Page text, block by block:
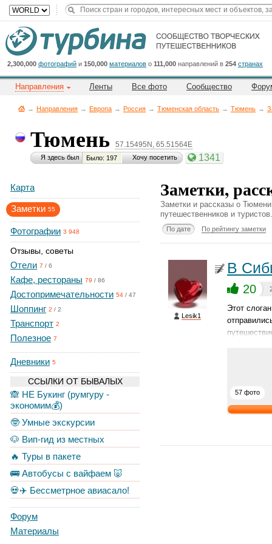
2,300,000 фотографий и 150,000 материалов о 111,000 направлений в 254 странах
Направления Ленты Все фото Сообщество
→ Направления → Европа → Россия → Тюменская область → Тюмень →
Тюмень 57.15495N, 65.51564E
Я здесь был Было: 197 Хочу посетить 1341
Карта
Заметки 55
Фотографии 3 948
Отзывы, советы
Отели 7 / 6
Кафе, рестораны 79 / 86
Достопримечательности 54 / 47
Шоппинг 2 / 2
Транспорт 2
Полезное 7
Дневники 5
ССЫЛКИ ОТ БЫВАЛЫХ
🙈 НЕ Букинг (румгуру -
экономим💰)
🤓 Умные экскурсии
🐶 Вип-гид из местных
🔥 Туры в пакете
🚌 Автобусы с вайфаем 🐷
💀✈️ Бессметрное авиасало!
Форум
Материалы
Заметки,
Заметки и рассказы о
путешественников и
По дате По рейтингу заметки
Lesik1
В
20
Этот
57 фото
Cейчас
на
сайте:
Title
Button